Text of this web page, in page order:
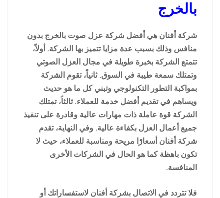
بالخرج
شركة أفنان هي أفضل شركة عزل صوت بالخرج بدون
منافس وذلك بسبب عدة مزايا تتميز بها الشركة. أولاً،
تتمتع الشركة بخبرة طويلة في مجال العزل الصوتي
وتمتلك سمعة طيبة في السوق. ثانياً، تقوم الشركة
بمواكبة التطور التكنولوجي وتبني كل ما هو حديث
ويساهم في تقديم أفضل خدمة للعملاء. ثالثاً، تمتلك
الشركة قوة عاملة ذات مهارات عالية وقادرة على تنفيذ
جميع أعمال العزل بكفاءة عالية. وفي النهاية، تقدم
شركة أفنان أسعارًا مريحة ومناسبة للعملاء، حيث لا
تكون باهظة كما هو الحال في الشركات الأخرى
المنافسة.
فلا تتردد في الاتصال بشركة أفنان لاستفساراتك أو